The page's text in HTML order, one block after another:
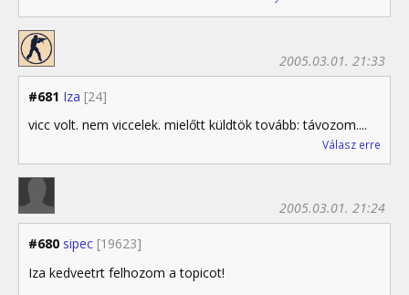
#681 Iza [24]
2005.03.01. 21:33
vicc volt. nem viccelek. mielőtt küldtök tovább: távozom....
Válasz erre
#680 sipec [19623]
2005.03.01. 21:24
Iza kedveetrt felhozom a topicot!